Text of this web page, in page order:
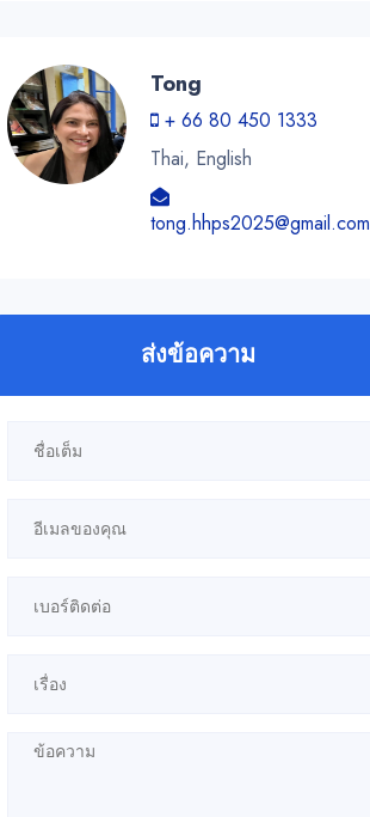
Tong
+ 66 80 450 1333
Thai, English
tong.hhps2025@gmail.com
ส่งข้อความ